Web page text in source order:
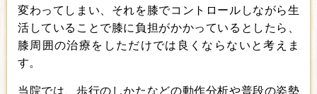
変わってしまい、それを膝でコントロールしながら生
活していることで膝に負担がかかっているとしたら、
膝周囲の治療をしただけでは良くならないと考えま
す。
当院では、歩行のしかたなどの動作分析や普段の姿勢